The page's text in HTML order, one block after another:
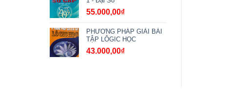
55.000,00₫
PHƯƠNG PHÁP GIẢI BÀI
TẬP LÔGIC HỌC
43.000,00₫